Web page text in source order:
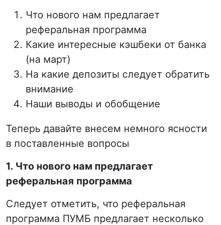
Что нового нам предлагает
реферальная программа
Какие интересные кэшбеки от банка
(на март)
На какие депозиты следует обратить
внимание
Наши выводы и обобщение
Теперь давайте внесем немного ясности
в поставленные вопросы
1. Что нового нам предлагает
реферальная программа
Следует отметить, что реферальная
программа ПУМБ предлагает несколько